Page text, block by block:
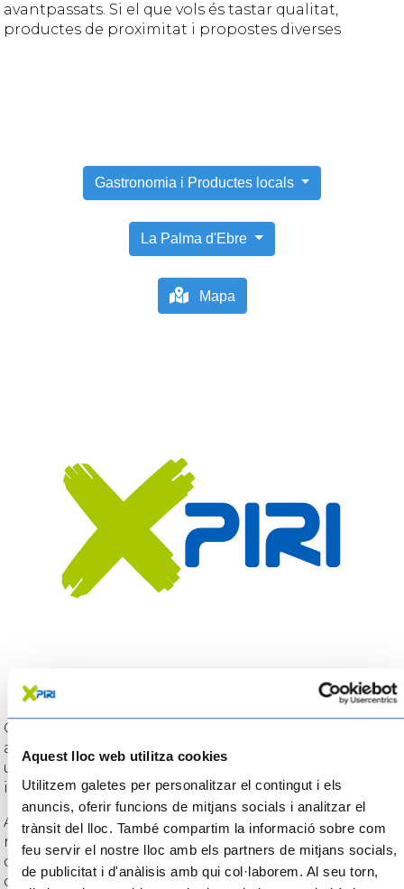
Aquest lloc web utilitza cookies
Utilitzem galetes per personalitzar el contingut i els
anuncis, oferir funcions de mitjans socials i analitzar el
trànsit del lloc. També compartim la informació sobre com
feu servir el nostre lloc amb els partners de mitjans socials,
de publicitat i d'anàlisis amb qui col·laborem. Al seu torn,
avantpassats. Si el que vols és tastar qualitat,
productes de proximitat i propostes diverses
Gastronomia i Productes locals
La Palma d'Ebre
Mapa
Cal que coneguis els tres restaurants guardonats
amb una estrella Michelin: el restaurant Les Moles,
ubicat a Ulldecona, el restaurant Villa Retiro a Xerta,
i L’Antic Molí, ubicat també a Ulldecona.
A més de les propostes gastronòmiques de
restaurants i gastrobars, aquí trobaràs propostes
d’agrobotigues, cellers, cerveseries, forns, molins
d’oli o fàbriques de xocolate a la pedra perquè